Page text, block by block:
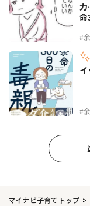
#
命
#
マイナビ子育てトップ